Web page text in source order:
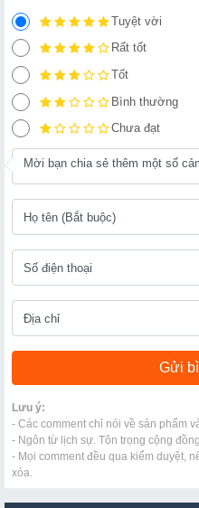
Tuyệt vời
Rất tốt
Tốt
Bình thường
Chưa đạt
Lưu ý:
- Các comment chỉ nói về sản phẩm
- Ngôn từ lịch sự. Tôn trọng cộng
- Mọi comment đều qua kiểm duyệt,
xóa.